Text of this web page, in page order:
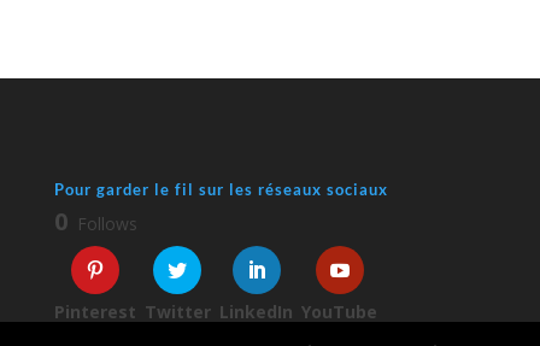
Pour garder le fil sur les réseaux sociaux
0 Follows
Pinterest Twitter LinkedIn YouTube